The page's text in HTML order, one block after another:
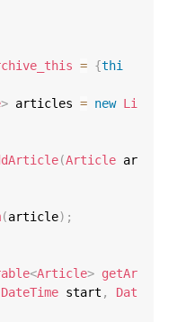
= {thi
> articles = new Li
(Article ar
(article) ;
<Article> getAr
DateTime start ,
Dat